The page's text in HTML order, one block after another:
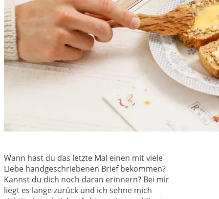
Wann hast du das letzte Mal einen mit viele
Liebe handgeschriebenen Brief bekommen?
Kannst du dich noch daran erinnern? Bei mir
liegt es lange zurück und ich sehne mich